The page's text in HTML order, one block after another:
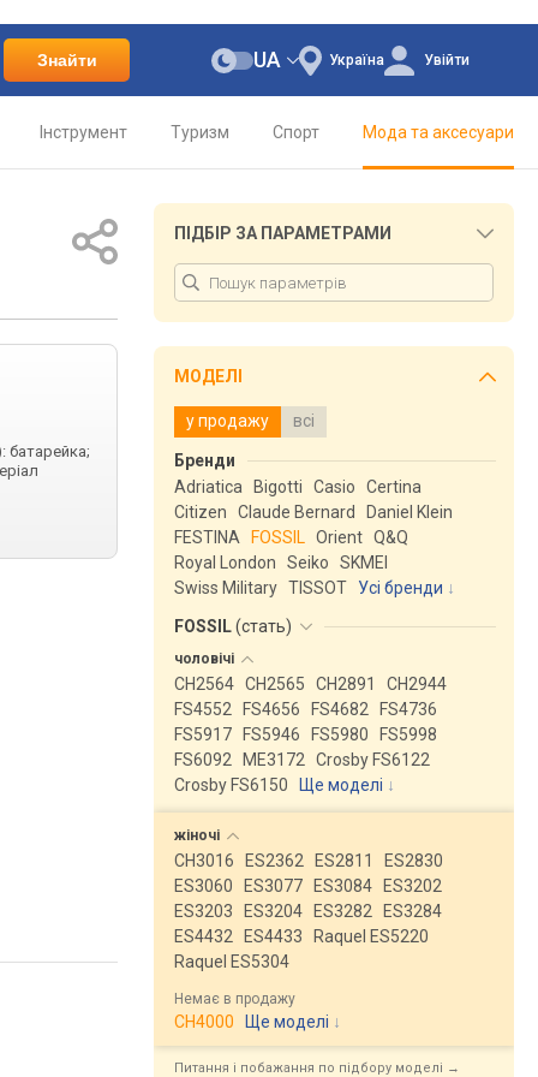
Знайти Україна
UA Увійти
Інструмент Туризм Спорт Мода та аксесуари
батарейка;
ПІДБІР ЗА ПАРАМЕТРАМИ
МОДЕЛІ
у продажу всі
Бренди
Adriatica
Bigotti Casio
Certina
Citizen
Claude Bernard
Daniel Klein
FESTINA
FOSSIL Orient Q&Q
Royal London
Seiko
SKMEI
Swiss Military TISSOT
Усі бренди
FOSSIL(стать)
чоловічі
CH2564 CH2565 CH2891
CH2944
FS4552
FS4656 FS4682
FS4736
FS5917
FS5946 FS5980
FS5998
FS6092
ME3172
Crosby FS6122
Crosby FS6150
Ще моделі ↓
жіночі
CH3016 ES2362 ES2811
ES2830
ES3060
ES3077 ES3084
ES3202
ES3203
ES3204 ES3282
ES3284
ES4432
ES4433
Raquel ES5220
Raquel ES5304
Немає в продажу
CH4000 Ще моделі ↓
Питання і побажання по підбору моделі →